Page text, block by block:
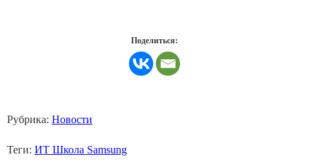
Поделиться:
Рубрика: Новости
Теги: ИТ Школа Samsung